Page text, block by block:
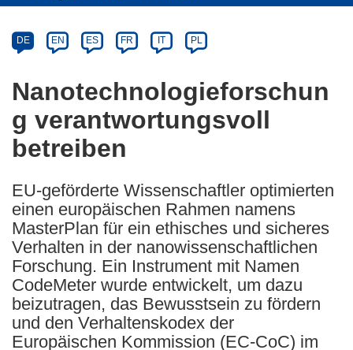
Category
Article
available
the
following
languages:
DE EN ES FR IT PL
Nanotechnologieforschun
g verantwortungsvoll
betreiben
EU-geförderte Wissenschaftler optimierten
einen europäischen Rahmen namens
MasterPlan für ein ethisches und sicheres
Verhalten in der nanowissenschaftlichen
Forschung. Ein Instrument mit Namen
CodeMeter wurde entwickelt, um dazu
beizutragen, das Bewusstsein zu fördern
und den Verhaltenskodex der
Europäischen Kommission (EC-CoC) im